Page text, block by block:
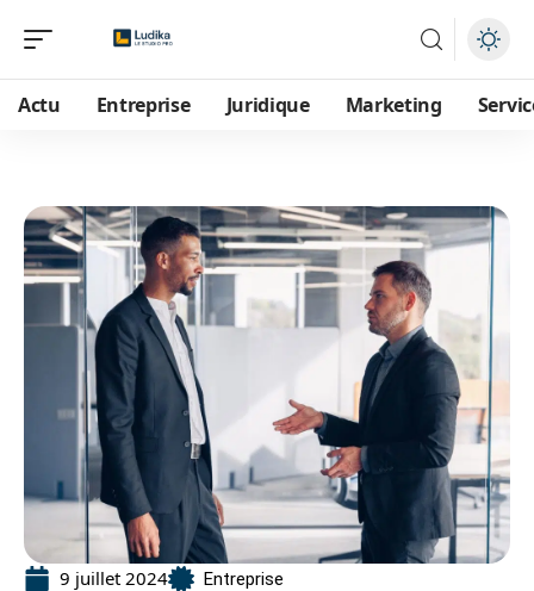
Actu Entreprise Juridique Marketing
9 juillet 2024 Entreprise